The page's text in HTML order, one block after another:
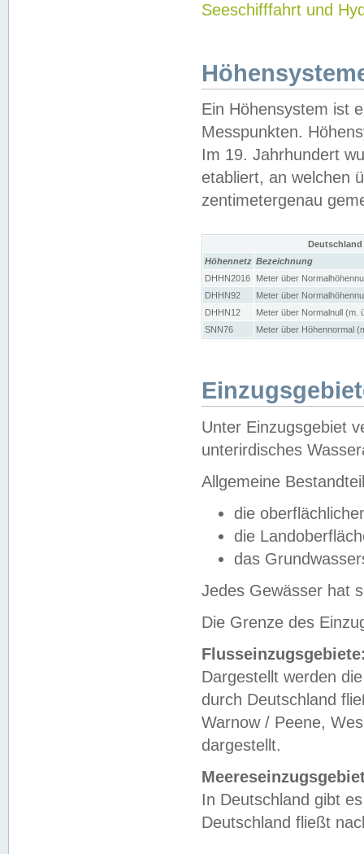
Seeschifffahrt und
Ein Höhensystem ist
Messpunkten.
Im 19. Jahrhundert
etabliert, an welchen
zentimetergenau
Höhennetz Bezeichnung
DHHN2016
Meter über
DHHN92
Meter über
DHHN12
Meter über Normalnull (m.
SNN76
Meter über Höhennormal
Unter Einzugsgebiet
unterirdisches
Allgemeine
die
die
das
Jedes Gewässer hat
Die Grenze des
Dargestellt werden
durch Deutschland
Warnow / Peene,
dargestellt.
In Deutschland gibt
Deutschland fließt